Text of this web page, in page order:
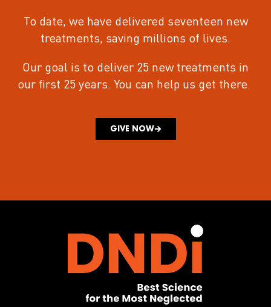
To date, we have delivered seventeen new
treatments, saving millions of lives.
Our goal is to deliver 25 new treatments in
our first 25 years. You can help us get there.
GIVE NOW